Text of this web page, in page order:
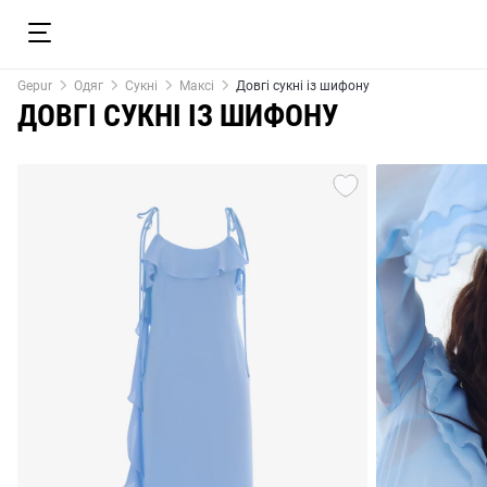
Gepur Одяг Сукні Максі Довгі сукні із шифону
ДОВГІ СУКНІ ІЗ ШИФОНУ